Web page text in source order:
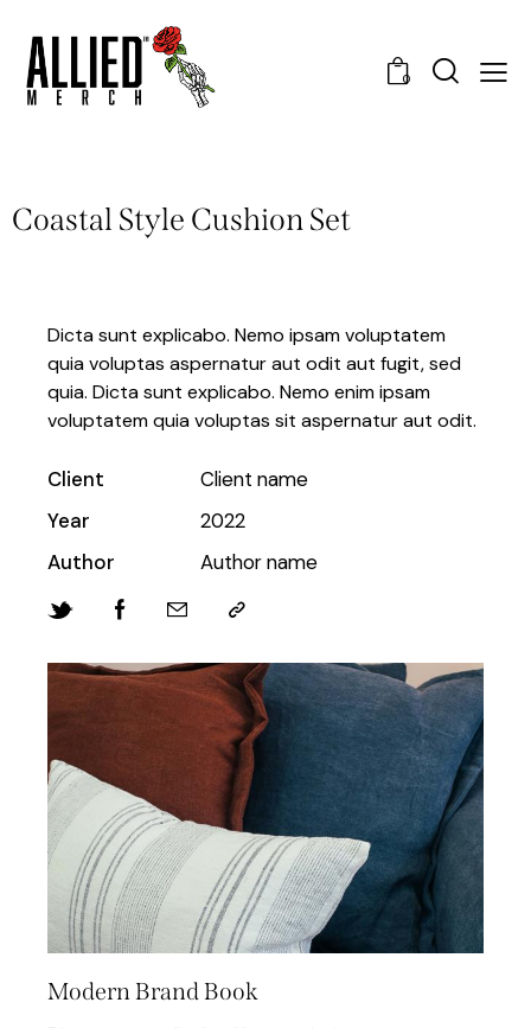
0
Coastal Style Cushion Set
Dicta sunt explicabo. Nemo ipsam voluptatem
quia voluptas aspernatur aut odit aut fugit, sed
quia. Dicta sunt explicabo. Nemo enim ipsam
voluptatem quia voluptas sit aspernatur aut odit.
Client
Client name
Year
2022
Author
Author name
Modern Brand Book